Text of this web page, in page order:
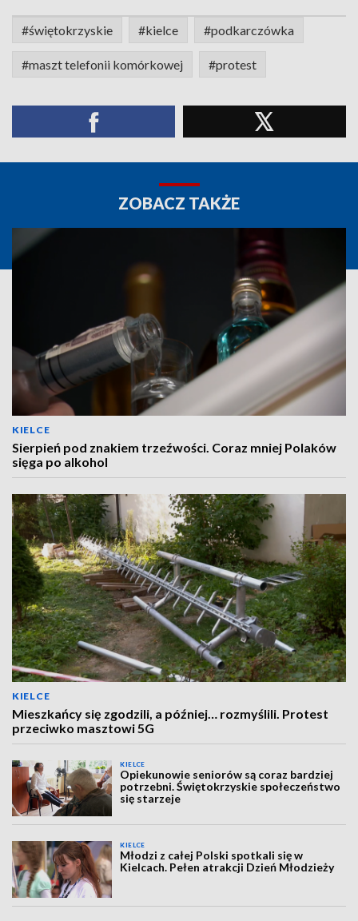
#świętokrzyskie #kielce #podkarczówka
#maszt telefonii komórkowej #protest
ZOBACZ TAKŻE
KIELCE
Sierpień pod znakiem trzeźwości. Coraz mniej Polaków
sięga po alkohol
KIELCE
Mieszkańcy się zgodzili, a później… rozmyślili. Protest
przeciwko masztowi 5G
KIELCE
Opiekunowie seniorów są coraz bardziej
potrzebni. Świętokrzyskie społeczeństwo
się starzeje
KIELCE
Młodzi z całej Polski spotkali się w
Kielcach. Pełen atrakcji Dzień Młodzieży